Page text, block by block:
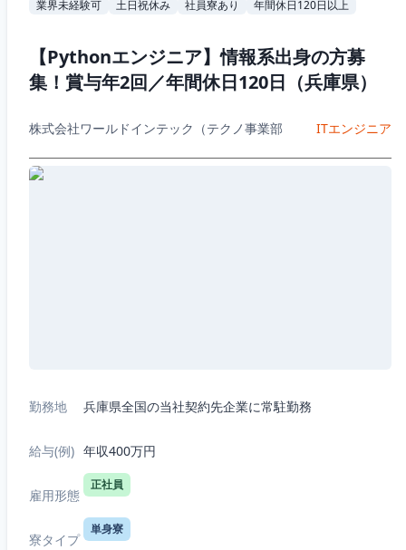
業界未経験可 土日祝休み 社員寮あり 年間休日120日以上
【Pythonエンジニア】情報系出身の方募
集！賞与年2回／年間休日120日（兵庫県）
株式会社ワールドインテック（テクノ事業部 ITエンジニア
勤務地 兵庫県全国の当社契約先企業に常駐勤務
給与(例) 年収400万円
雇用形態
正社員
寮タイプ
単身寮